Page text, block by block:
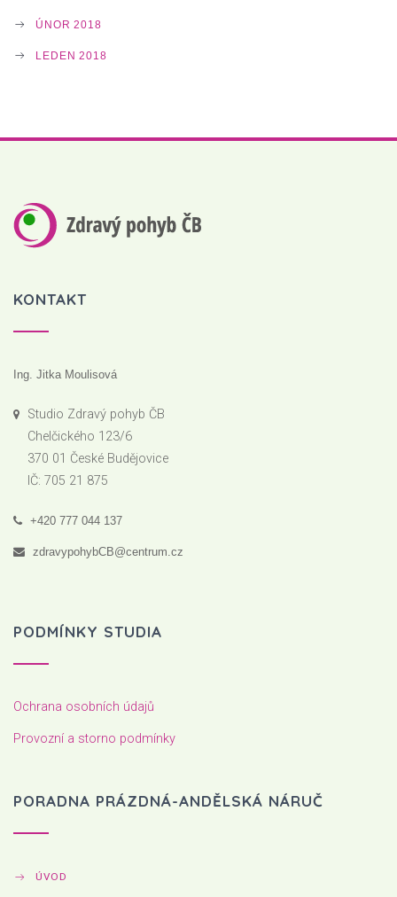
ÚNOR 2018
LEDEN 2018
KONTAKT
Ing. Jitka Moulisová
Studio Zdravý pohyb ČB
Chelčického 123/6
370 01 České Budějovice
IČ: 705 21 875
+420 777 044 137
zdravypohybCB@centrum.cz
PODMÍNKY STUDIA
Ochrana osobních údajů
Provozní a storno podmínky
PORADNA PRÁZDNÁ-ANDĚLSKÁ NÁRUČ
ÚVOD